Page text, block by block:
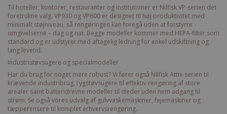
Til hoteller, kontorer, restauranter og institutioner er Nilfisk VP-serien det
foretrukne valg. VP930 og VP600 er designet til høj produktivitet med
minimalt støjniveau, så rengøringen kan foregå uden at forstyrre
omgivelserne – dag og nat. Begge modeller kommer med HEPA-filter som
standard og er udstyret med aftagelig ledning for enkel udskiftning og
lang levetid.
Industristøvsugere og specialmodeller
Har du brug for noget mere robust? Vi fører også Nilfisk Attix-serien til
krævende industribrug, rygstøvsugere til effektiv rengøring af store
arealer samt batteridrevne modeller til steder uden nem adgang til
strøm. Se også vores udvalg af gulvvaskemaskiner, fejemaskiner og
tæpperensere til komplet erhvervsrengøring.